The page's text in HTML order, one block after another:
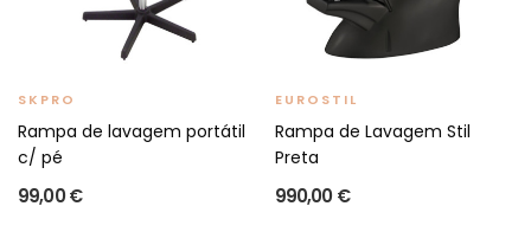
SKPRO
Rampa de lavagem portátil
c/ pé
99,00 €
EUROSTIL
Rampa de Lavagem Stil
Preta
990,00 €